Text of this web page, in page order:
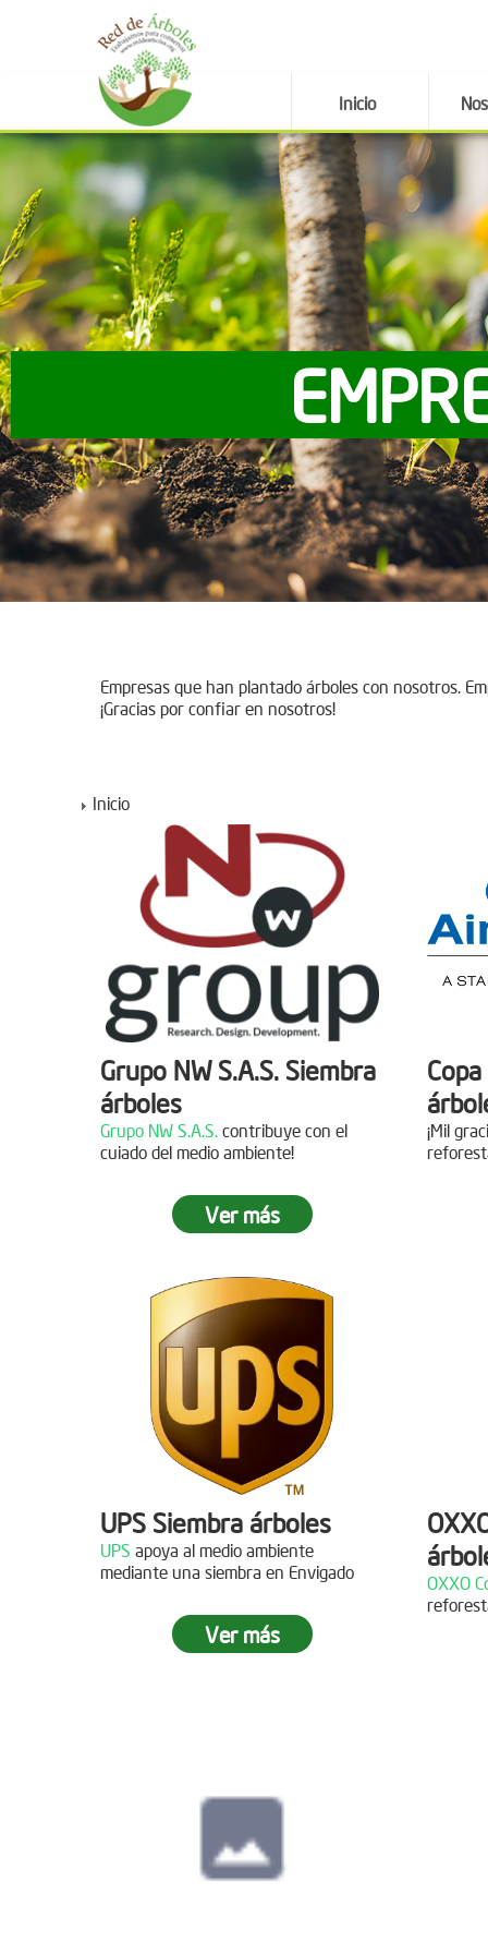
Inicio
Empresas que han plantado árboles con nosotros.
¡Gracias por confiar en nosotros!
Inicio
Grupo NW S.A.S. Siembra
árboles
Grupo NW S.A.S. contribuye con el
cuiado del medio ambiente!
Jornada de reforestación
05 de Abril de 2019
Asistentes:
15 personas
Descripción
¡Gracias al Grupo NW por
acompañarnos en nuestras jornadas
de reforestación!
04 de Diciembre de
Ver más
¡Mil
UPS Siembra árboles
UPS apoya al medio ambiente
mediante una siembra en Envigado
Ver más
OXXO